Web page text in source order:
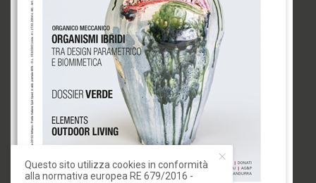
Questo sito utilizza cookies in conformità
alla normativa europea RE 679/2016 -